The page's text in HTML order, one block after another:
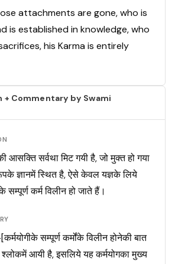
attachments are gone, who is
is established in knowledge, who
his Karma is entirely
+ Commentary by Swami
सर्वथा मिट गयी है, जो मुक्त हो गया
ज्ञानमें स्थित है, ऐसे केवल यज्ञके लिये
कर्म विलीन हो जाते हैं।
सम्पूर्ण कर्मोंके विलीन होनेकी बात
आयी है, इसलिये यह कर्मयोगका मुख्य